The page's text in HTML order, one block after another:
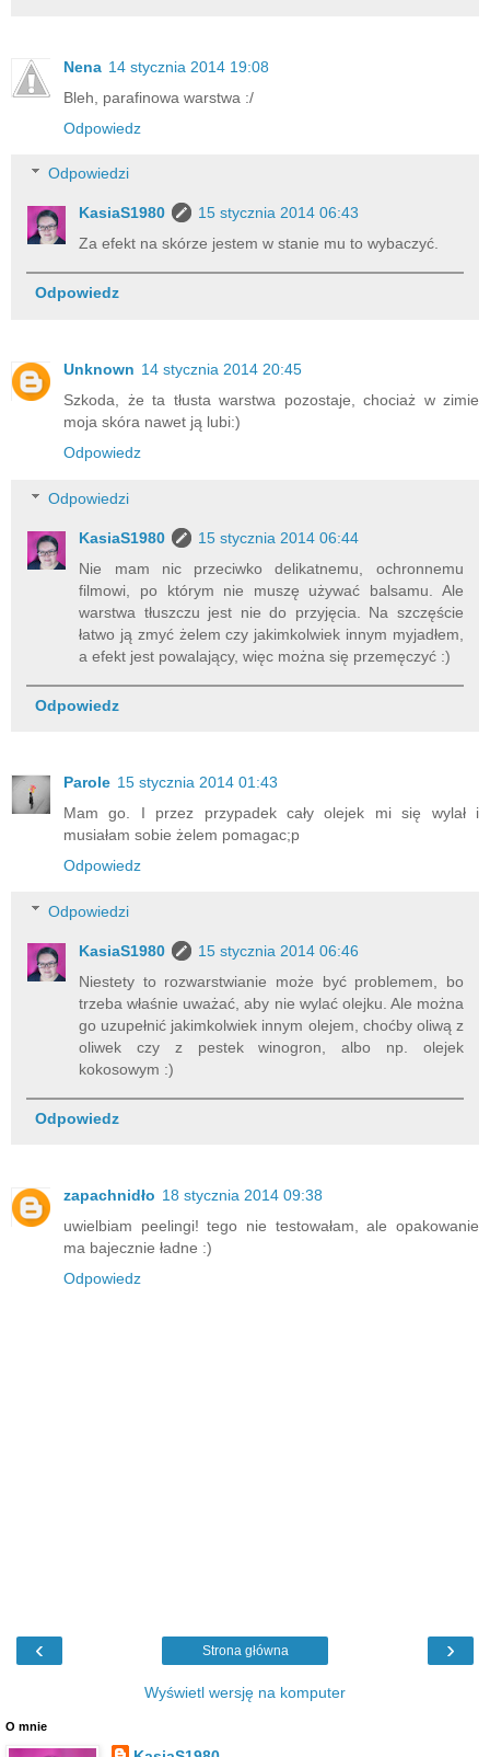
Nena 14 stycznia 2014 19:08
Bleh, parafinowa warstwa :/
Odpowiedz
Odpowiedzi
KasiaS1980
15 stycznia 2014 06:43
Za efekt na skórze jestem w stanie mu to wybaczyć.
Odpowiedz
Unknown 14 stycznia 2014 20:45
Szkoda, że ta tłusta warstwa pozostaje, chociaż w zimie
moja skóra nawet ją lubi:)
Odpowiedz
Odpowiedzi
KasiaS1980
15 stycznia 2014 06:44
Nie mam nic przeciwko delikatnemu, ochronnemu
filmowi, po którym nie muszę używać balsamu. Ale
warstwa tłuszczu jest nie do przyjęcia. Na szczęście
łatwo ją zmyć żelem czy jakimkolwiek innym myjadłem,
a efekt jest powalający, więc można się przemęczyć :)
Odpowiedz
Parole 15 stycznia 2014 01:43
Mam go. I przez przypadek cały olejek mi się wylał i
musiałam sobie żelem pomagac;p
Odpowiedz
Odpowiedzi
KasiaS1980
15 stycznia 2014 06:46
Niestety to rozwarstwianie może być problemem, bo
trzeba właśnie uważać, aby nie wylać olejku. Ale można
go uzupełnić jakimkolwiek innym olejem, choćby oliwą z
oliwek czy z pestek winogron, albo np. olejek
kokosowym :)
Odpowiedz
zapachnidło 18 stycznia 2014 09:38
uwielbiam peelingi! tego nie testowałam, ale opakowanie
ma bajecznie ładne :)
Odpowiedz
‹ ›
Strona główna
Wyświetl wersję na komputer
O mnie